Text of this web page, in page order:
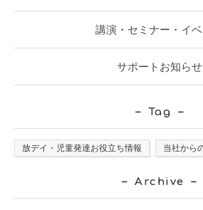
講演・セミナー・イベ
サポートお知らせ
Tag
放デイ・児童発達お役立ち情報 当社から
Archive